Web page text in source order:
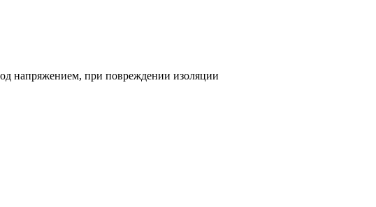
напряжением, при повреждении изоляции